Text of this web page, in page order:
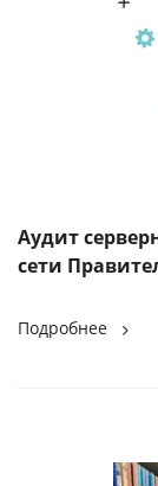
Аудит
сети
Подробнее